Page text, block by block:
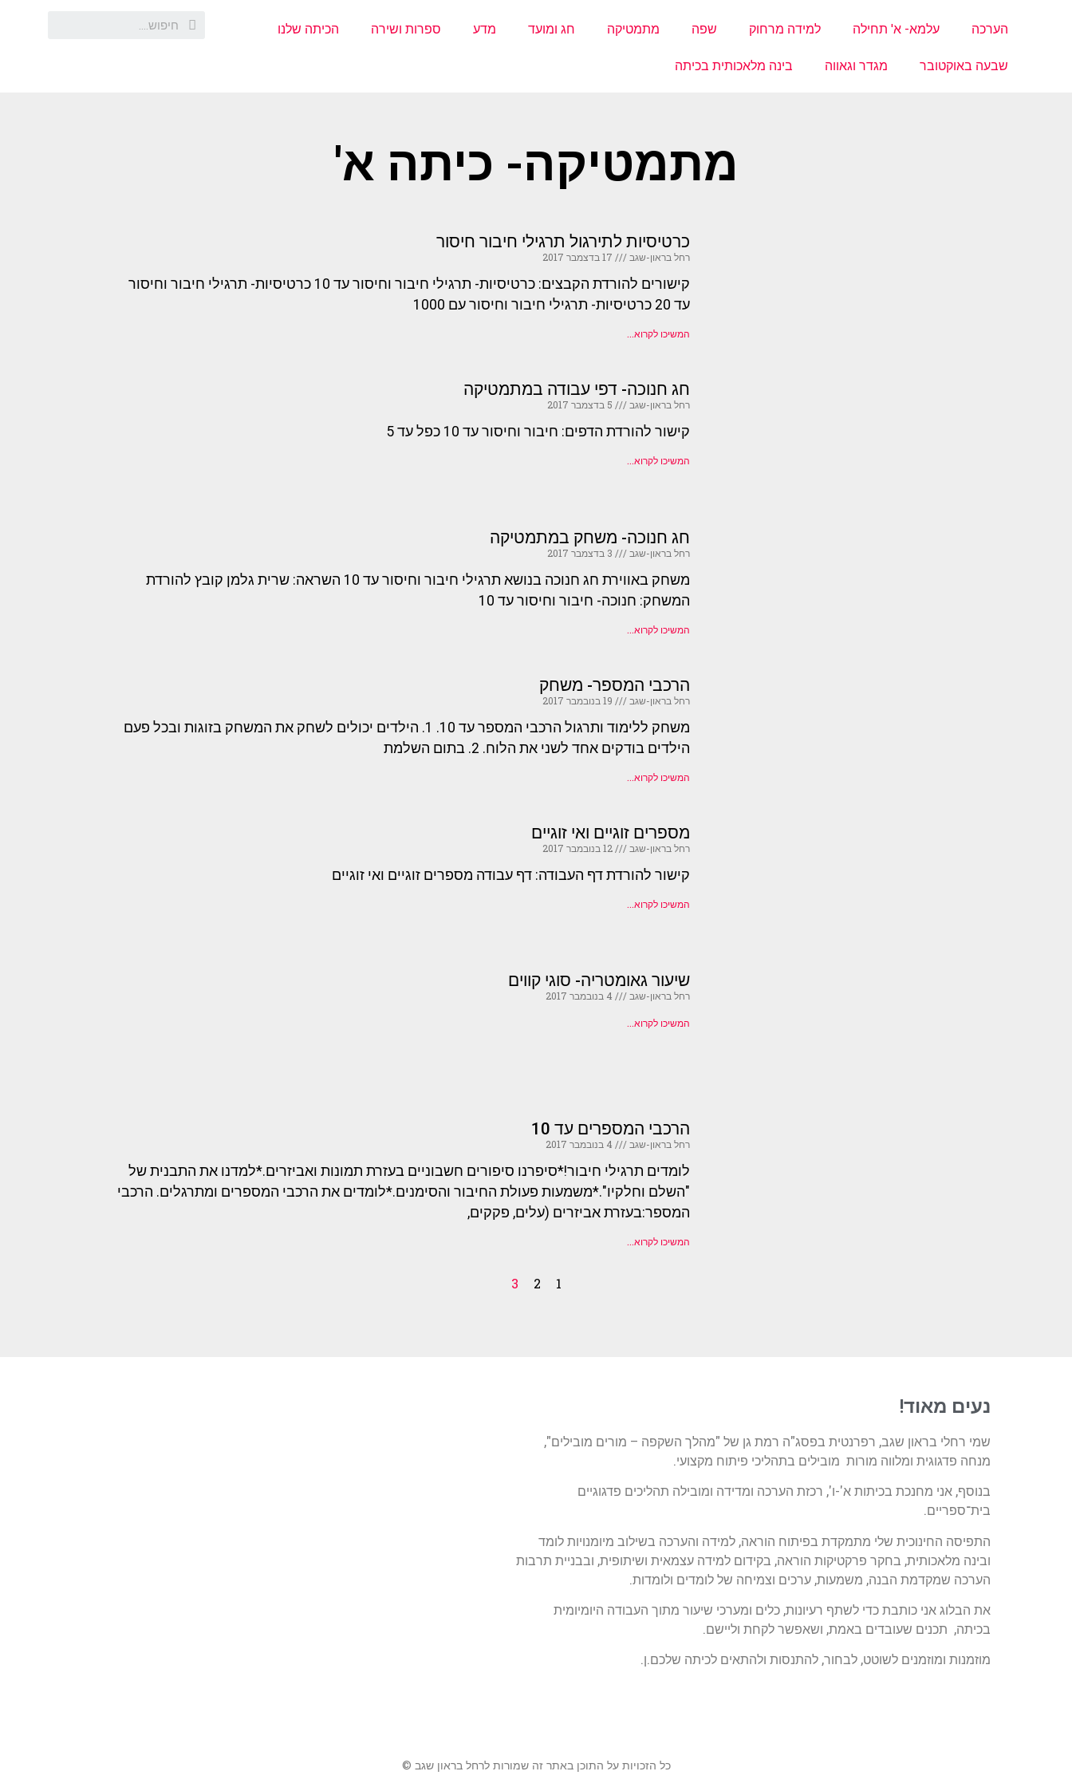
הערכה עלמא- א' תחילה למידה מרחוק שפה מתמטיקה חג ומועד מדע ספרות ושירה הכיתה שלנו
שבעה באוקטובר מגדר וגאווה בינה מלאכותית בכיתה
מתמטיקה- כיתה א'
כרטיסיות לתירגול תרגילי חיבור חיסור
רחל בראון-שגב
קישורים להורדת הקבצים: כרטיסיות- תרגילי חיבור וחיסור עד 10 כרטיסיות- תרגילי חיבור וחיסור
עד 20 כרטיסיות- תרגילי חיבור וחיסור עם 1000
המשיכו לקרוא...
חג חנוכה- דפי עבודה במתמטיקה
רחל בראון-שגב
קישור להורדת הדפים: חיבור וחיסור עד 10 כפל עד 5
המשיכו לקרוא...
חג חנוכה- משחק במתמטיקה
רחל בראון-שגב
משחק באווירת חג חנוכה בנושא תרגילי חיבור וחיסור עד 10 השראה: שרית גלמן קובץ להורדת
המשחק: חנוכה- חיבור וחיסור עד 10
המשיכו לקרוא...
הרכבי המספר- משחק
רחל בראון-שגב
משחק ללימוד ותרגול הרכבי המספר עד 10. 1. הילדים יכולים לשחק את המשחק בזוגות ובכל פעם
הילדים בודקים אחד לשני את הלוח. 2. בתום השלמת
המשיכו לקרוא...
מספרים זוגיים ואי זוגיים
רחל בראון-שגב 12 בנובמבר 2017
קישור להורדת דף העבודה: דף עבודה מספרים זוגיים ואי זוגיים
המשיכו לקרוא...
שיעור גאומטריה- סוגי קווים
רחל בראון-שגב
המשיכו לקרוא...
הרכבי המספרים עד 10
רחל בראון-שגב
לומדים תרגילי חיבור!*סיפרנו סיפורים חשבוניים בעזרת תמונות ואביזרים.*למדנו את התבנית של
"השלם וחלקיו".*משמעות פעולת החיבור והסימנים.*לומדים את הרכבי המספרים ומתרגלים. הרכבי
המספר:בעזרת אביזרים (עלים, פקקים,
המשיכו לקרוא...
1
2
3
נעים מאוד!
שמי רחלי בראון שגב, רפרנטית בפסג"ה רמת גן של "מהלך השקפה – מורים מובילים",
מנחה פדגוגית ומלווה מורות מובילים בתהליכי פיתוח מקצועי.
בנוסף, אני מחנכת בכיתות א'-ו', רכזת הערכה ומדידה ומובילה תהליכים פדגוגיים
בית־ספריים.
התפיסה החינוכית שלי מתמקדת בפיתוח הוראה, למידה והערכה בשילוב מיומנויות לומד
ובינה מלאכותית, בחקר פרקטיקות הוראה, בקידום למידה עצמאית ושיתופית, ובבניית תרבות
הערכה שמקדמת הבנה, משמעות, ערכים וצמיחה של לומדים ולומדות.
את הבלוג אני כותבת כדי לשתף רעיונות, כלים ומערכי שיעור מתוך העבודה היומיומית
בכיתה, תכנים שעובדים באמת, ושאפשר לקחת וליישם.
מוזמנות ומוזמנים לשוטט, לבחור, להתנסות ולהתאים לכיתה שלכם.ן.
כל הזכויות על התוכן באתר זה שמורות לרחל בראון שגב ©